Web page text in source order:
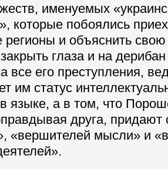
именуемых
которые побоялись
регионы и объяснить
глаза и на
все его преступления,
им статус
языке, а в том, что
друга, придают
«вершителей мысли» и